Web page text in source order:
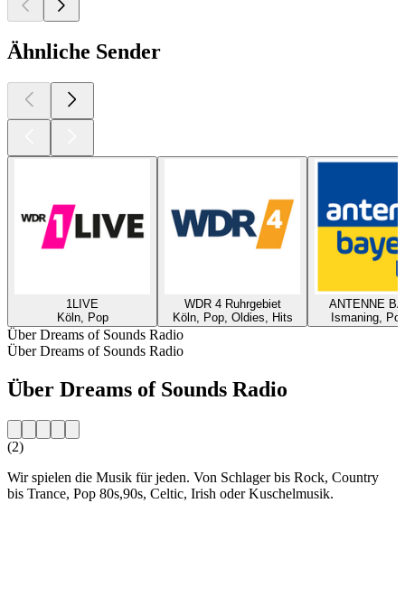
Ähnliche Sender
1LIVE
Köln, Pop
WDR 4 Ruhrgebiet
Köln, Pop, Oldies, Hits
ANTENNE
Ismaning,
Über Dreams of Sounds Radio
Über Dreams of Sounds Radio
Über Dreams of Sounds Radio
(2)
Wir spielen die Musik für jeden. Von Schlager bis Rock, Country
bis Trance, Pop 80s,90s, Celtic, Irish oder Kuschelmusik.